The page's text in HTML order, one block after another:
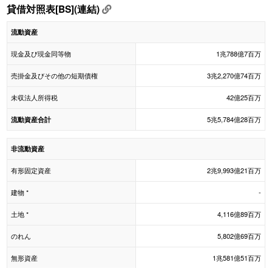
貸借対照表[BS](連結)
流動資産
現金及び現金同等物 1兆788億7百万
売掛金及びその他の短期債権 3兆2,270億74百万
未収法人所得税 42億25百万
流動資産合計 5兆5,784億28百万
非流動資産
有形固定資産 2兆9,993億21百万
建物 * -
土地 * 4,116億89百万
のれん 5,802億69百万
無形資産 1兆581億51百万